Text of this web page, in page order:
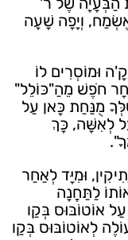
וְיָפָה שָׁעָה
וּמוֹסְרִים לוֹ
חֹפֶשׁ מֵהַ"כּוֹלֵל"
מֻנַּחַת כָּאן עַל
לְאִשָּׁה, כָּךְ
וּמִיָּד לְאַחַר
לַתַּחֲנָה
אוֹטוֹבּוּס בְּקַו
לְאוֹטוֹבּוּס בְּקַו